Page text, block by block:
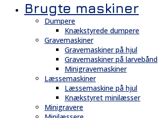
Brugte maskiner
Dumpere
Knækstyrede dumpere
Gravemaskiner
Gravemaskiner på hjul
Gravemaskiner på larvebånd
Minigravemaskiner
Læssemaskiner
Læssemaskine på hjul
Knækstyret minilæsser
Minigravere